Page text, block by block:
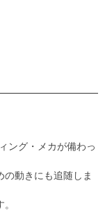
ング・メカが備わっ
動きにも追随しま